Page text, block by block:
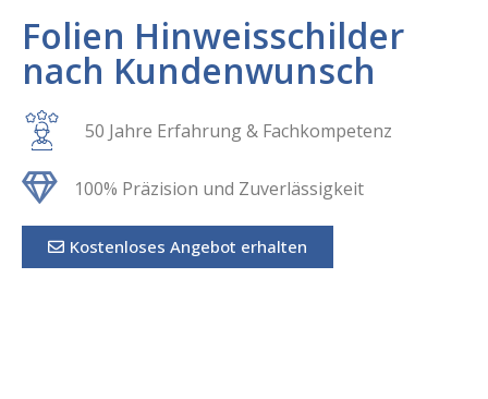
Folien Hinweisschilder
nach Kundenwunsch
50 Jahre Erfahrung & Fachkompetenz
100% Präzision und Zuverlässigkeit
Kostenloses Angebot erhalten